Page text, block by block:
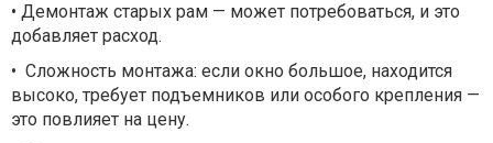
• Демонтаж старых рам — может потребоваться, и это
добавляет расход.
• Сложность монтажа: если окно большое, находится
высоко, требует подъемников или особого крепления —
это повлияет на цену.